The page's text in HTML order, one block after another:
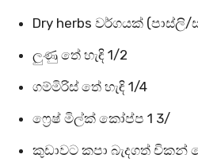
Dry herbs වර්ගයක් (පාස්ලි/
ලුණු තේ හැඳි 1/2
ගම්මිරිස් තේ හැඳි 1/4
ෆ්‍රෙෂ් මිල්ක් කෝප්ප 1 3/
කුඩාවට කපා බැදගත් චිකන්